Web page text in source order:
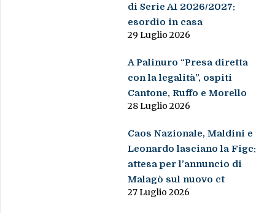
di Serie A1 2026/2027:
esordio in casa
29 Luglio 2026
A Palinuro “Presa diretta
con la legalità”, ospiti
Cantone, Ruffo e Morello
28 Luglio 2026
Caos Nazionale, Maldini e
Leonardo lasciano la Figc:
attesa per l’annuncio di
Malagò sul nuovo ct
27 Luglio 2026